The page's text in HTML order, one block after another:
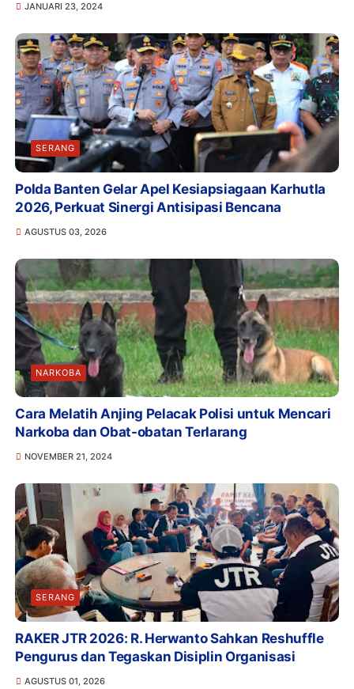
JANUARI 23, 2024
SERANG
Polda Banten Gelar Apel Kesiapsiagaan Karhutla
2026, Perkuat Sinergi Antisipasi Bencana
AGUSTUS 03, 2026
NARKOBA
Cara Melatih Anjing Pelacak Polisi untuk Mencari
Narkoba dan Obat-obatan Terlarang
NOVEMBER 21, 2024
SERANG
RAKER JTR 2026: R. Herwanto Sahkan Reshuffle
Pengurus dan Tegaskan Disiplin Organisasi
AGUSTUS 01, 2026